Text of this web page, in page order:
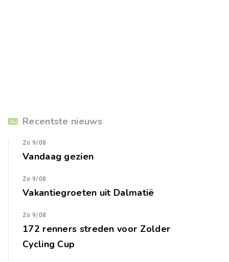
Recentste nieuws
Zo 9/08
Vandaag gezien
Zo 9/08
Vakantiegroeten uit Dalmatië
Zo 9/08
172 renners streden voor Zolder
Cycling Cup